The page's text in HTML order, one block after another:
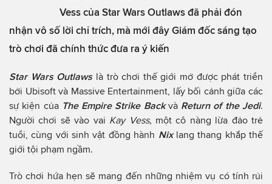
Vess của Star Wars Outlaws đã phải đón
nhận vô số lời chỉ trích, mà mới đây Giám đốc sáng tạo
trò chơi đã chính thức đưa ra ý kiến
Star Wars Outlawslà trò chơi thế giới mở được phát triển
bởi Ubisoft và Massive Entertainment, lấy bối cảnh giữa các
sự kiện của The Empire Strike Backvà Return of the Jedi.
Người chơi sẽ vào vai Kay Vess, một cô nàng lừa đảo trẻ
tuổi, cùng với sinh vật đồng hành Nixlang thang khắp thế
giới tội phạm ngầm.
Trò chơi hứa hẹn sẽ mang đến những nhiệm vụ có tính rủi